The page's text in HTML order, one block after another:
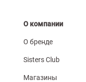
О компании
О бренде
Sisters Club
Магазины